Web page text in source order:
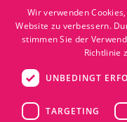
Disclaimer
Impressum
Wir verwenden
Website zu verbessern.
stimmen Sie der
Richtlinie
UNBEDINGT
TARGETING